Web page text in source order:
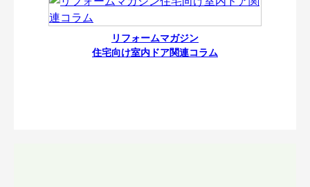
リフォームマガジン
住宅向け室内ドア関連コラム